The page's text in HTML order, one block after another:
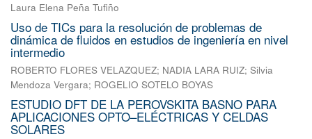
Laura Elena Peña Tufiño
Uso de TICs para la resolución de problemas de
dinámica de fluidos en estudios de ingeniería en nivel
intermedio
ROBERTO FLORES VELAZQUEZ; NADIA LARA RUIZ; Silvia
Mendoza Vergara; ROGELIO SOTELO BOYAS
ESTUDIO DFT DE LA PEROVSKITA BASNO PARA
APLICACIONES OPTO–ELÉCTRICAS Y CELDAS
SOLARES